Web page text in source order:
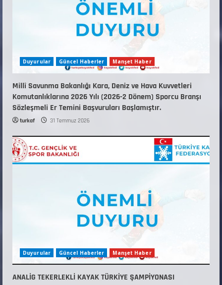
Duyurular Güncel Haberler Manşet Haber
Millî Savunma Bakanlığı Kara, Deniz ve Hava Kuvvetleri
Komutanlıklarına 2026 Yılı (2026-2 Dönem) Sporcu Branşı
Sözleşmeli Er Temini Başvuruları Başlamıştır.
turkaf 31 Temmuz 2026
Duyurular Güncel Haberler Manşet Haber
ANALİG TEKERLEKLİ KAYAK TÜRKİYE ŞAMPİYONASI